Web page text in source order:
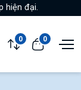
hiện đại.
0 0